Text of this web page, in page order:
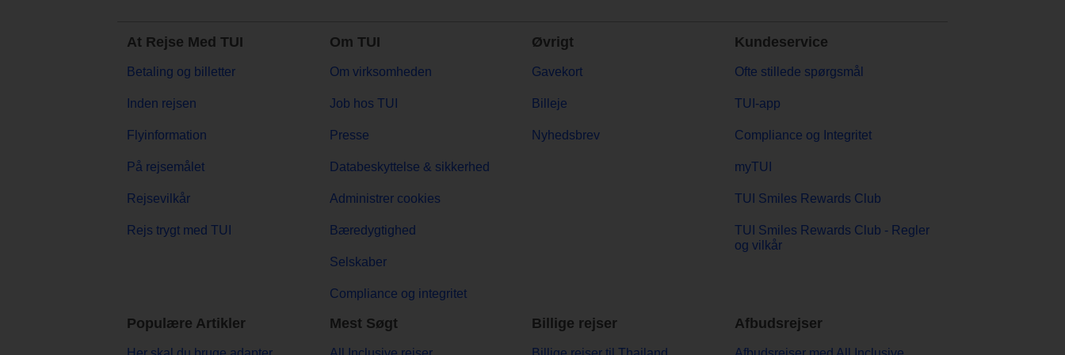
At Rejse Med TUI
Betaling og billetter
Inden rejsen
Flyinformation
På rejsemålet
Rejsevilkår
Rejs trygt med TUI
Om TUI
Om virksomheden
Job hos TUI
Presse
Databeskyttelse & sikkerhed
Administrer cookies
Bæredygtighed
Selskaber
Compliance og integritet
Øvrigt
Gavekort
Billeje
Nyhedsbrev
Kundeservice
Ofte stillede spørgsmål
TUI-app
Compliance og Integritet
myTUI
TUI Smiles Rewards Club
TUI Smiles Rewards Club - Regler
og vilkår
Populære Artikler Mest Søgt Billige rejser Afbudsrejser